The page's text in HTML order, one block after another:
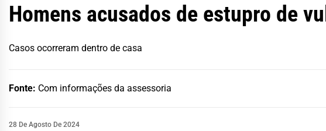
Homens acusados de estupro de
Casos ocorreram dentro de casa
Fonte: Com informações da assessoria
28 De Agosto De 2024